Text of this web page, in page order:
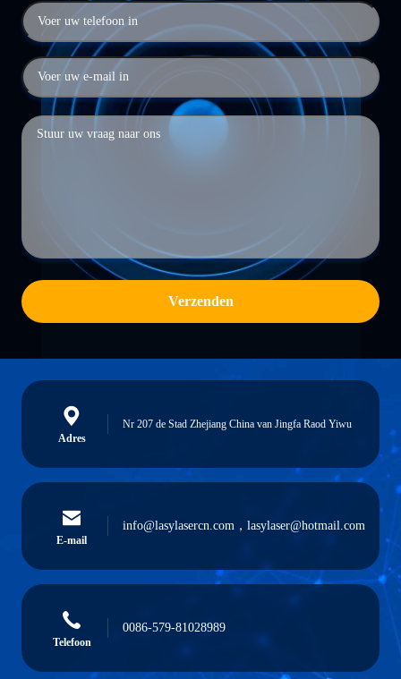
Verzenden
Adres
Nr 207 de Stad Zhejiang China van Jingfa Raod Yiwu
E-mail
info@lasylasercn.com，lasylaser@hotmail.com
Telefoon
0086-579-81028989